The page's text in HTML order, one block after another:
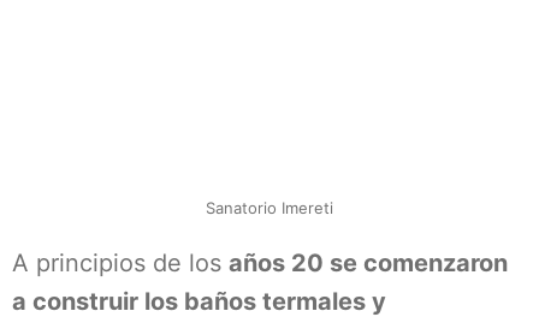
Sanatorio Imereti
A principios de los años 20 se comenzaron
a construir los baños termales y